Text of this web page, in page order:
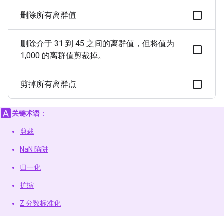
删除所有离群值
删除介于 31 到 45 之间的离群值，但将值为
1,000 的离群值剪裁掉。
剪掉所有离群点
关键术语 ：
剪裁
NaN 陷阱
归一化
扩缩
Z 分数标准化